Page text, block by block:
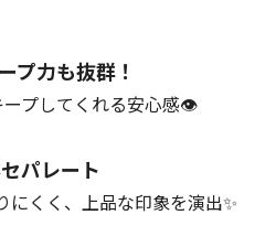
プ力も抜群！
プしてくれる安心感👁️
パレート
くく、上品な印象を演出✨